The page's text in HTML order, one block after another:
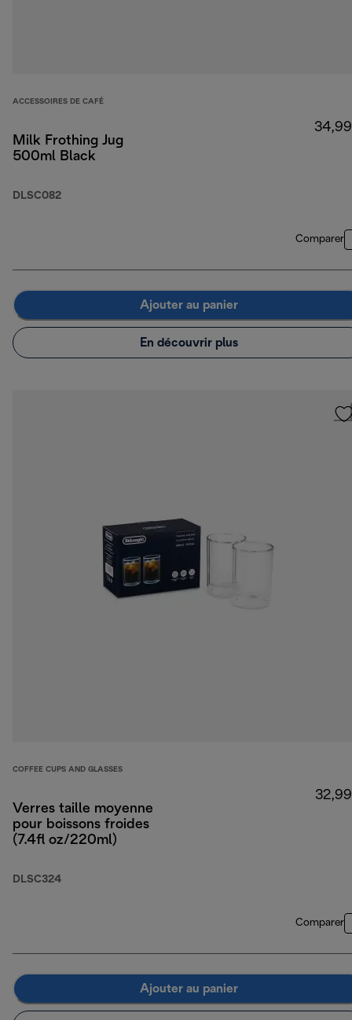
ACCESSOIRES DE CAFÉ
Milk Frothing Jug
500ml Black
DLSC082
Comparer
Ajouter au panier
En découvrir plus
COFFEE CUPS AND GLASSES
Verres taille moyenne
pour boissons froides
(7.4fl oz/220ml)
DLSC324
Comparer
Ajouter au panier